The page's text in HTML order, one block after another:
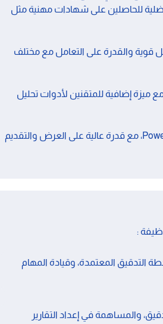
للحاصلين على شهادات مهنية مثل
قوية والقدرة على التعامل مع مختلف
إضافية للمتقنين لأدوات تحليل
مهارات حاسوبية قوية في برامج Word وExcel وPowerPoint، مع قدرة عالية على العرض والتقديم
:
المعتمدة، وقيادة المهام
والمساهمة في إعداد التقارير